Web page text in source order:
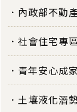
內政部不動
社會住宅專
青年安心成
土壤液化潛